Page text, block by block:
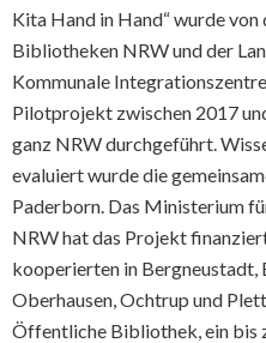
Kita Hand in Hand“ wurde
Bibliotheken NRW und der
Kommunale
Pilotprojekt zwischen 2017
ganz NRW durchgeführt.
evaluiert wurde die
Paderborn. Das Ministerium
NRW hat das Projekt
kooperierten in Bergneustadt,
Oberhausen, Ochtrup und
Öffentliche Bibliothek, ein bis